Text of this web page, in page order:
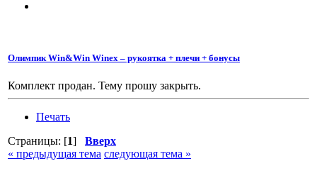
Олимпик Win&Win Winex – рукоятка + плечи + бонусы
Комплект продан. Тему прошу закрыть.
Печать
Страницы: [1] Вверх
« предыдущая тема следующая тема »